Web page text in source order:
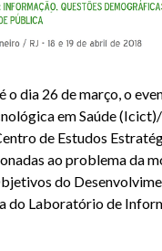
o dia 26 de março, o
em Saúde
de Estudos
ao problema da
do
do Laboratório de